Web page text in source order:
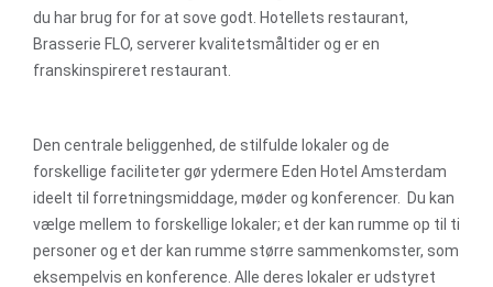
du har brug for for at sove godt. Hotellets restaurant,
Brasserie FLO, serverer kvalitetsmåltider og er en
franskinspireret restaurant.
Den centrale beliggenhed, de stilfulde lokaler og de
forskellige faciliteter gør ydermere Eden Hotel Amsterdam
ideelt til forretningsmiddage, møder og konferencer. Du kan
vælge mellem to forskellige lokaler; et der kan rumme op til ti
personer og et der kan rumme større sammenkomster, som
eksempelvis en konference. Alle deres lokaler er udstyret